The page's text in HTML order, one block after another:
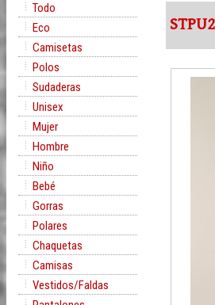
Todo
Eco
Camisetas
Polos
Sudaderas
Unisex
Mujer
Hombre
Niño
Bebé
Gorras
Polares
Chaquetas
Camisas
Vestidos/Faldas